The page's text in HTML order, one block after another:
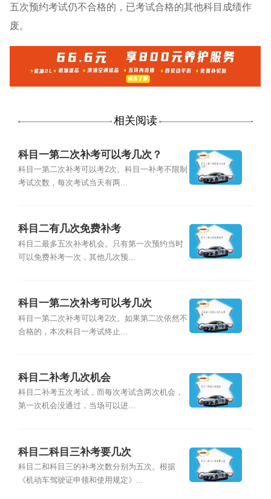
五次预约考试仍不合格的，已考试合格的其他科目成绩作
废。
相关阅读
科目一第二次补考可以考几次？
科目一第二次补考可以考2次。科目一补考不限制
考试次数，每次考试当天有两...
科目二有几次免费补考
科目二最多五次补考机会。只有第一次预约当时
可以免费补考一次，其他几次预...
科目一第二次补考可以考几次
科目一第二次补考可以考2次。如果第二次依然不
合格的，本次科目一考试终止...
科目二补考几次机会
科目二补考五次考试，而每次考试含两次机会，
第一次机会没通过，当场可以进...
科目二科目三补考要几次
科目二和科目三的补考次数分别为五次。根据
《机动车驾驶证申领和使用规定》...